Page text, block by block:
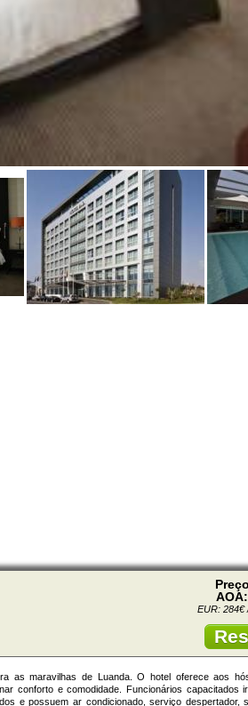
EUR: 284€
as maravilhas de Luanda. O hotel oferece aos
conforto e comodidade. Funcionários capacitados
e possuem ar condicionado, serviço despertador,